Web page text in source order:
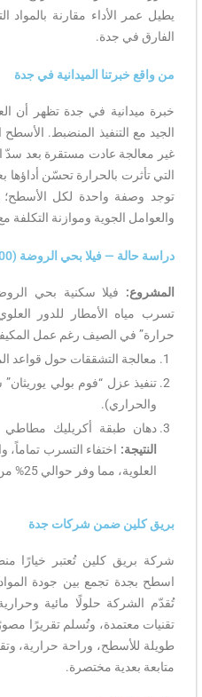
يطيل عمر الأداء مقارنة بالمواد
الفارق في جدة.
من واقع خبرتنا الميدانية في جدة
خبرة ميدانية في جدة تظهر أن
الجيد مع التنفيذ المنضبط.
غير معالجة عادت مستقرة بعد سدّ
التي تأثرت بالحرارة تحسّن
توجد وصفة واحدة لكل
والعوامل الجوية وموازنة التكلفة
دراسة حالة — فيلا بحي الروضة (200 م²)
المشروع: فيلا سكنية بحي الروضة
تسرب مياه الأمطار للدور
حرارة” في الصيف رغم عمل
معالجة التشققات حول قواعد
والحراري).
دهان طبقة أكريليك مطاطي
النتيجة: اختفاء التسرب
العلوية، مما وفر حوالي 25% من استهلاك المكيفات.
بريق كلين ضمن شركات جدة
شركة بريق كلين تُعتبر خيارًا
اسطح بجدة تجمع بين جودة
تُقدّم الشركة حلولًا مائية
تقنيات معتمدة، وتُسلم تقريرًا
طويلة للأسطح، وراحة حرارية،
متابعة بعدية مختصرة.